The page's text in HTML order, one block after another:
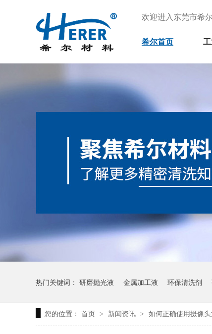
欢迎进入东莞市希
希尔首页
热门关键词： 研磨抛光液 金属加工液 环保清洗剂
您的位置： 首页 > 新闻资讯 > 如何正确使用摄像